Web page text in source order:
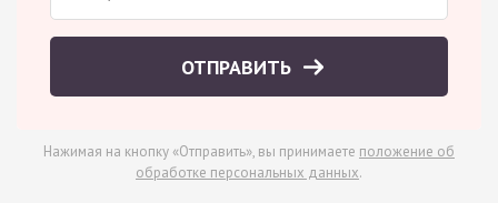
ОТПРАВИТЬ
Нажимая на кнопку «Отправить», вы принимаете положение об
обработке персональных данных.